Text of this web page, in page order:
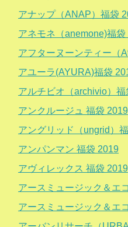
アナップ（ANAP）福袋
アネモネ（anemone)福袋
アフターヌーンティー（
アユーラ(AYURA)福袋
アルチビオ（archivio）福
アンクルージュ 福袋 2019
アングリッド（ungrid）
アンパンマン 福袋 2019
アヴィレックス 福袋 2019
アースミュージック＆エ
アースミュージック＆エ